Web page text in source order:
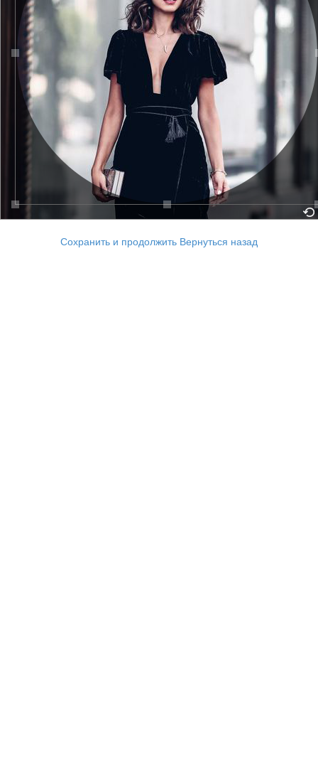
Сохранить и продолжить Вернуться назад